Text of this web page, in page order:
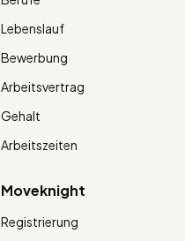
Lebenslauf
Bewerbung
Arbeitsvertrag
Gehalt
Arbeitszeiten
Moveknight
Registrierung